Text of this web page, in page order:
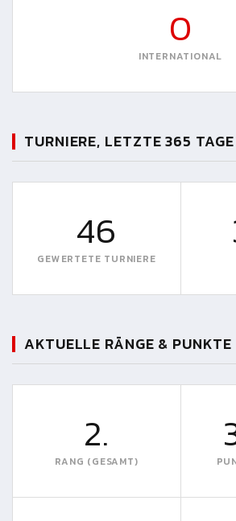
0
INTERNATIONAL
TURNIERE, LETZTE 365 TAGE
46
GEWERTETE TURNIERE
AKTUELLE RÄNGE & PUNKTE
2.
RANG (GESAMT)